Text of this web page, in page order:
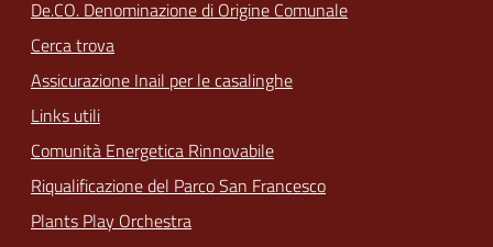
De.CO. Denominazione di Origine Comunale
Cerca trova
Assicurazione Inail per le casalinghe
Links utili
Comunità Energetica Rinnovabile
Riqualificazione del Parco San Francesco
Plants Play Orchestra